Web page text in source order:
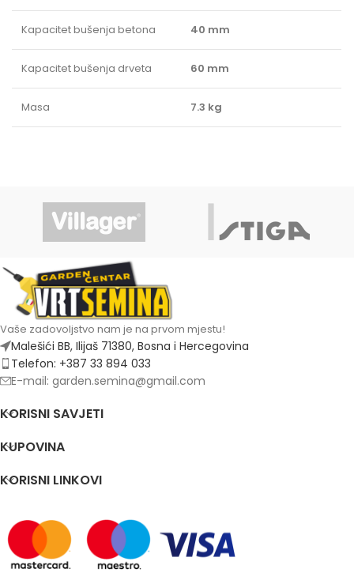
Kapacitet bušenja betona 40 mm
Kapacitet bušenja drveta 60 mm
Masa 7.3 kg
Vaše zadovoljstvo nam je na prvom mjestu!
Malešići BB, Ilijaš 71380, Bosna i Hercegovina
Telefon: +387 33 894 033
E-mail: garden.semina@gmail.com
KORISNI SAVJETI
KUPOVINA
KORISNI LINKOVI